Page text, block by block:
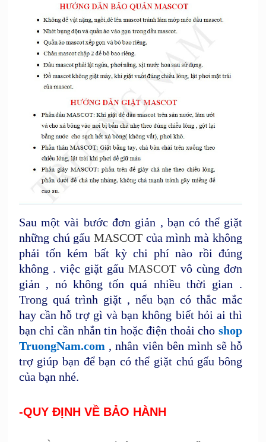
Sau một vài bước đơn giản , bạn có thể giặt
những chú gấu MASCOTcủa mình mà không
phải tốn kém bất kỳ chi phí nào rồi đúng
không . việc giặt gấu MASCOTvô cùng đơn
giản , nó không tốn quá nhiều thời gian .
Trong quá trình giặt , nếu bạn có thắc mắc
hay cần hỗ trợ gì và bạn không biết hỏi ai thì
bạn chỉ cần nhắn tin hoặc điện thoải cho shop
TruongNam.com, nhân viên bên mình sẽ hỗ
trợ giúp bạn để bạn có thể giặt chú gấu bông
của bạn nhé.
-QUY ĐỊNH VỀ BẢO HÀNH